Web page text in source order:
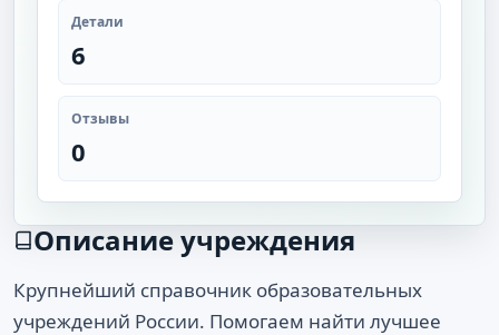
Детали
6
Отзывы
0
Описание учреждения
Крупнейший справочник образовательных
учреждений России. Помогаем найти лучшее